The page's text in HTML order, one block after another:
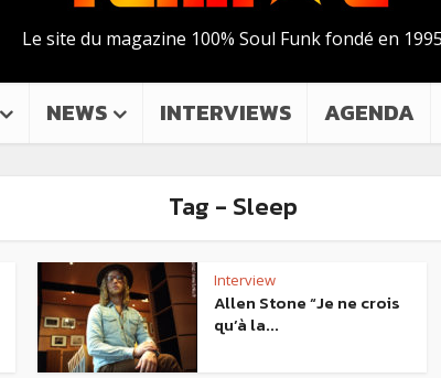
Le site du magazine 100% Soul Funk fondé en 1995
NEWS INTERVIEWS AGENDA
Tag - Sleep
Interview
Allen Stone “Je ne crois
qu’à la...